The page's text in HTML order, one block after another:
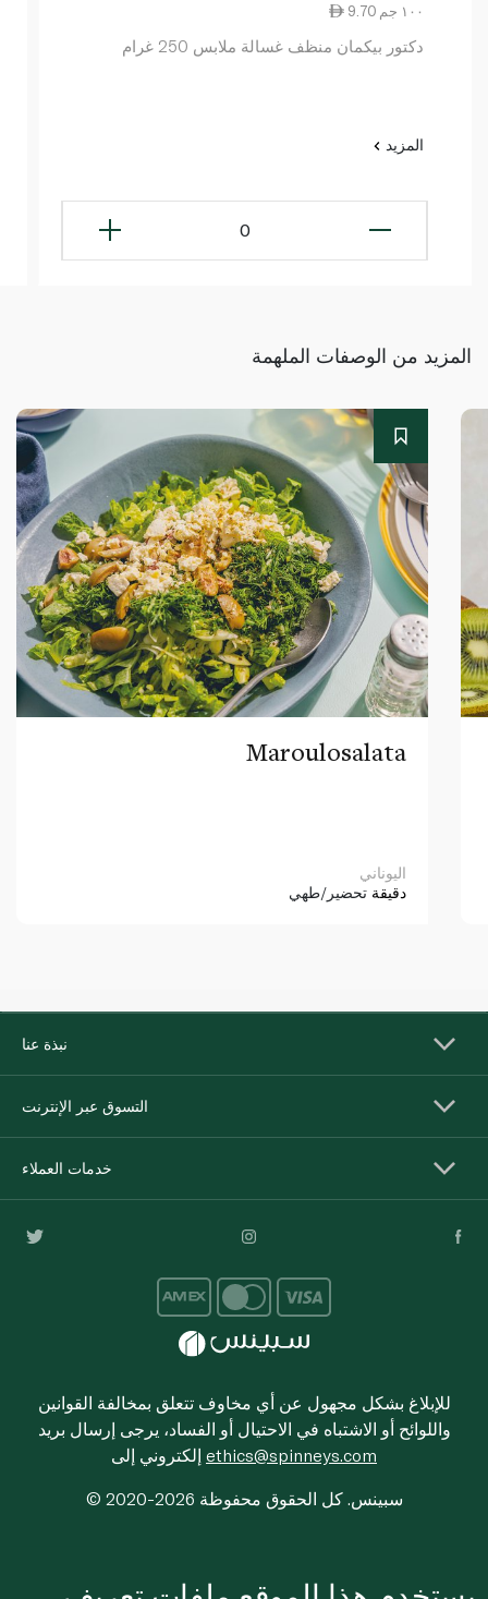
9.70 ١٠٠ جم
دكتور بيكمان منظف ​​غسالة ملابس 250 غرام
المزيد
0
المزيد من الوصفات الملهمة
Maroulosalata
اليوناني
دقيقة تحضير/طهي
نبذة عنا
التسوق عبر الإنترنت
خدمات العملاء
للإبلاغ بشكل مجهول عن أي مخاوف تتعلق بمخالفة القوانين
واللوائح أو الاشتباه في الاحتيال أو الفساد، يرجى إرسال بريد
ethics@spinneys.com
© 2020-2026 سبينس. كل الحقوق محفوظة